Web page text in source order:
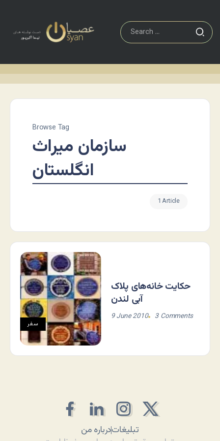
Browse Tag
سازمان میراث
انگلستان
1 Article
سفر
حکایت خانه‌های پلاک
آبی لندن
9 June 2010 3 Comments
درباره منتبلیغات